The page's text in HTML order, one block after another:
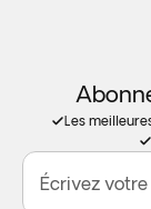
Les
Écrivez